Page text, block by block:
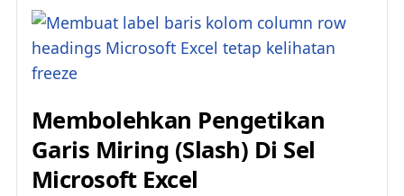
Membolehkan Pengetikan
Garis Miring (Slash) Di Sel
Microsoft Excel